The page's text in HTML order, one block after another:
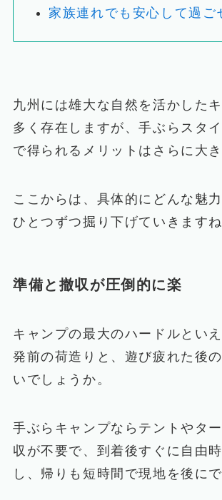
家族連れでも安心して過ご
九州には雄大な自然を活かした
多く存在しますが、手ぶらスタ
で得られるメリットはさらに大
ここからは、具体的にどんな魅
ひとつずつ掘り下げていきますね
準備と撤収が圧倒的に楽
キャンプの最大のハードルとい
発前の荷造りと、遊び疲れた後
いでしょうか。
手ぶらキャンプならテントやタ
収が不要で、到着後すぐに自由
し、帰りも短時間で現地を後にで